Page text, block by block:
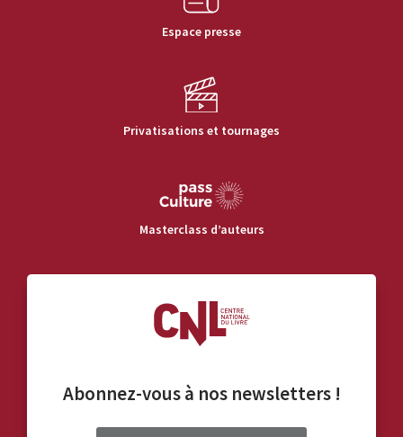
Espace presse
Privatisations et tournages
Masterclass d’auteurs
Abonnez-vous à nos newsletters!